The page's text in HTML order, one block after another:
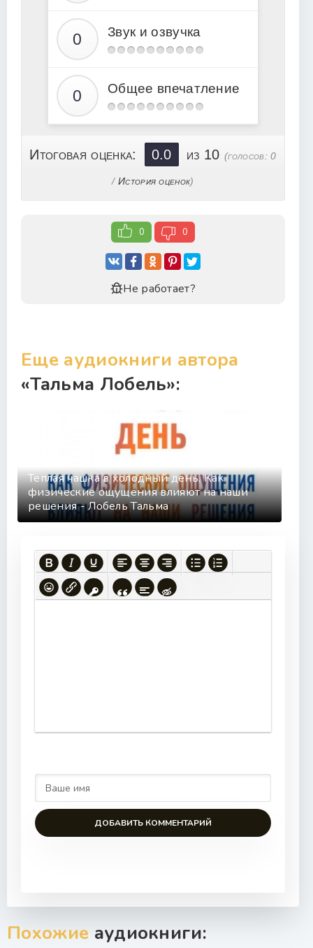
Звук и озвучка
Общее впечатление
Итоговая оценка: 0.0 из 10(голосов:0
/ История оценок)
0 0
Не работает?
Еще аудиокниги автора
«Тальма Лобель»:
Теплая чашка в холодный день. Как
физические ощущения влияют на наши
решения - Лобель Тальма
ДОБАВИТЬ КОММЕНТАРИЙ
Похожие аудиокниги: